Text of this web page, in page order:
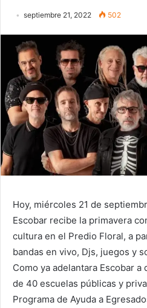
septiembre 21, 2022 502
Hoy, miércoles 21 de
Escobar recibe la primavera
cultura en el Predio Floral, a
bandas en vivo, Djs, juegos y
Como ya adelantara Escobar
de 40 escuelas públicas y
Programa de Ayuda a